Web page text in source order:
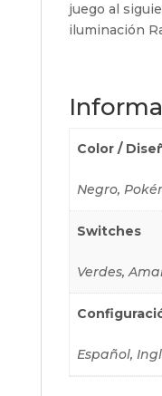
juego al
iluminación
Color /
Negro,
Switches
Verdes,
Español,